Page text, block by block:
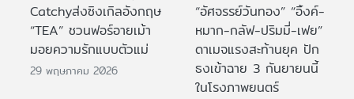
Catchyส่งซิงเกิลอังกฤษ
“TEA” ชวนฟอร์อายเม้า
มอยความรักแบบตัวแม่
29 พฤษภาคม 2026
“อัศจรรย์วันทอง” “อิ้งค์-
หมาก-กลัฟ-ปริมมี่-เฟย”
ดาเมจแรงสะท้านยุค ปัก
ธงเข้าฉาย 3 กันยายนนี้
ในโรงภาพยนตร์